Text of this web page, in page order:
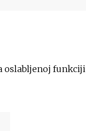
oslabljenoj funkciji